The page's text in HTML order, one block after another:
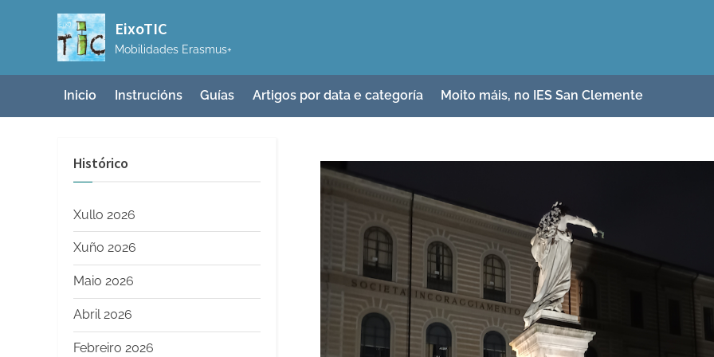
EixoTIC
Mobilidades Erasmus+
Inicio Instrucións Guías Artigos por data e categoría Moito máis, no IES San Clemente
Histórico
Xullo 2026
Xuño 2026
Maio 2026
Abril 2026
Febreiro 2026